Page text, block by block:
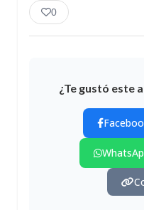
0
¿Te gustó este